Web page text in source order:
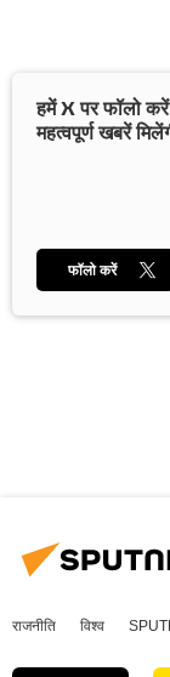
हमें X पर फॉलो
महत्वपूर्ण खबरें
फॉलो करें
राजनीति विश्व